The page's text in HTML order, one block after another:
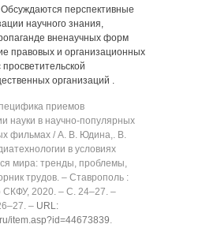
перспективные
научного знания,
вненаучных форм
правовых и организационных
организаций .
приемов
науки в научно-популярных
фильмах / А. В. Юдина,. В.
в условиях
мира: тренды, проблемы,
трудов. ‒ Ставрополь :
СКФУ, 2020. ‒ C. 24‒27. ‒
‒ URL:
item.asp?id=44673839.